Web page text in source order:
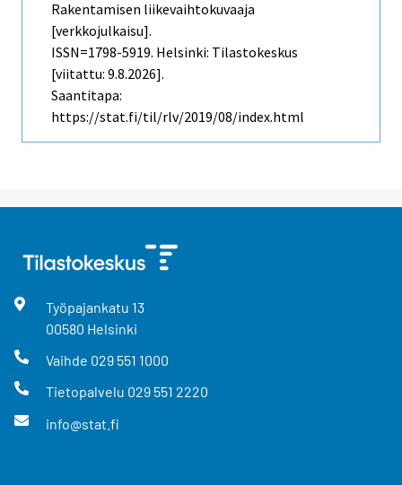
Rakentamisen liikevaihtokuvaaja
[verkkojulkaisu].
ISSN=1798-5919. Helsinki: Tilastokeskus
[viitattu: 9.8.2026].
Saantitapa:
https://stat.fi/til/rlv/2019/08/index.html
Työpajankatu 13
00580 Helsinki
Vaihde 029 551 1000
Tietopalvelu 029 551 2220
info@stat.fi